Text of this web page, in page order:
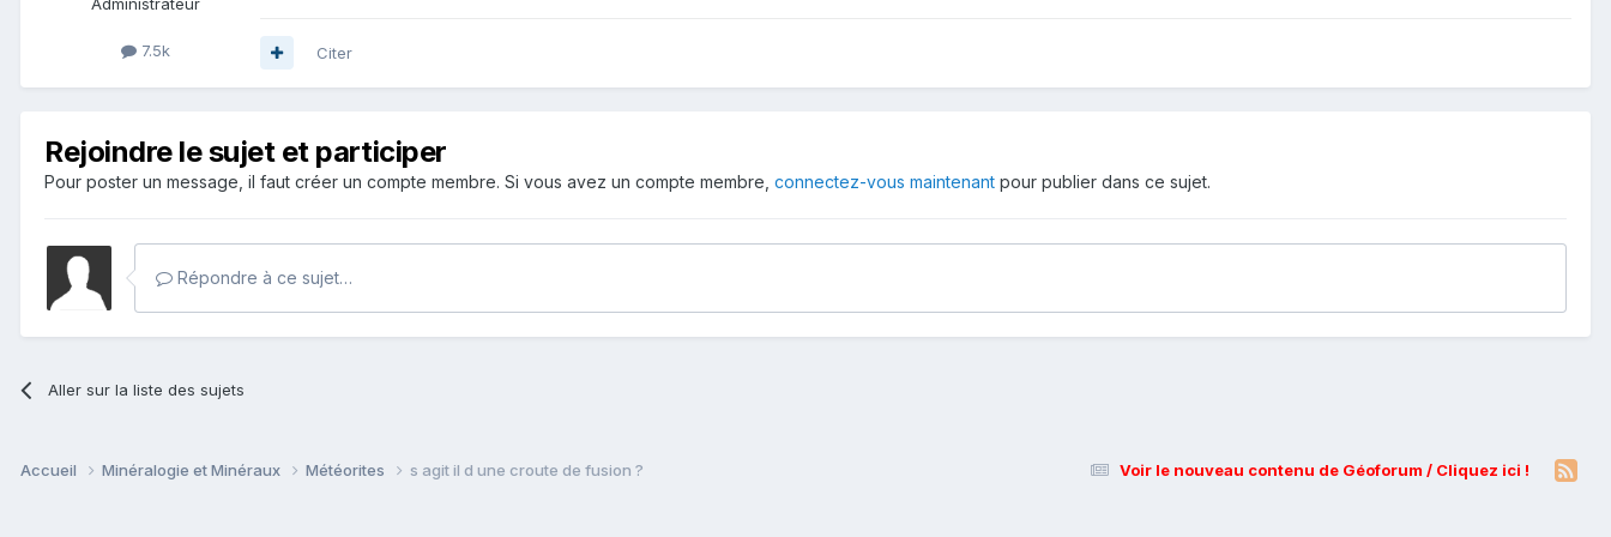
Administrateur
7.5k Citer
Rejoindre le sujet et participer
Pour poster un message, il faut créer un compte membre. Si vous avez un compte membre, connectez-vous maintenant pour publier dans ce sujet.
Répondre à ce sujet…
Aller sur la liste des sujets
Voir le nouveau contenu de Géoforum / Cliquez ici !
Accueil Minéralogie et Minéraux Météorites s agit il d une croute de fusion ?